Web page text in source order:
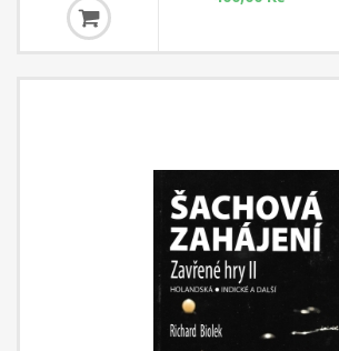
komentáře jednoho z našich nejlepších
Vokáče.